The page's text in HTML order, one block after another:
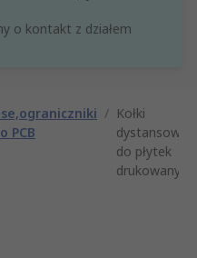
o kontakt z działem
PCB
/ Kołki
dystansowe
do płytek
drukowanych